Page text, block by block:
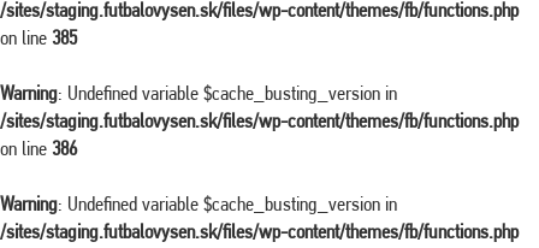
/sites/staging.futbalovysen.sk/files/wp-content/themes/fb/functions.php
on line 385
Warning: Undefined variable $cache_busting_version in
/sites/staging.futbalovysen.sk/files/wp-content/themes/fb/functions.php
on line 386
Warning: Undefined variable $cache_busting_version in
/sites/staging.futbalovysen.sk/files/wp-content/themes/fb/functions.php